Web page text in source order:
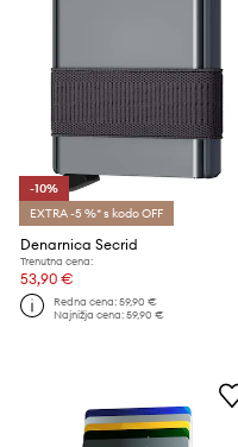
-10%
EXTRA -5 %* s kodo OFF
Denarnica Secrid
Trenutna cena:
53,90 €
Redna cena:59,90 €
Najnižja cena:59,90 €